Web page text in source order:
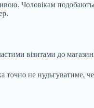
Чоловікам
візитами до
точно не нудьгуватиме,